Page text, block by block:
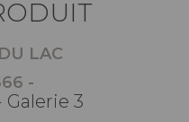
LAC
-
Galerie 3